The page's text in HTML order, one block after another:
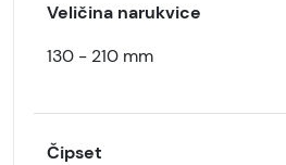
Veličina narukvice
130 - 210 mm
Čipset